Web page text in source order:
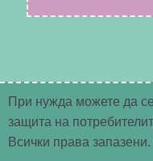
При нужда можете да
защита на
Всички права